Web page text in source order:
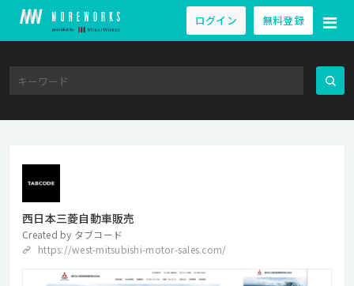
ログイン 無料登録
西日本三菱自動車販売
Created by タブコード
https://west-mitsubishi-motor-sales.com/